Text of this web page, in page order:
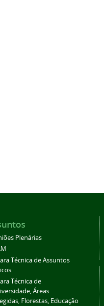
Plenárias
Técnica de Assuntos
Técnica de
Áreas
Florestas, Educação